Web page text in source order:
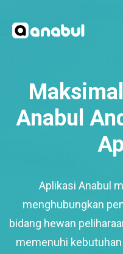
Anabul
Aplikasi Anabul
menghubungkan
bidang hewan
memenuhi